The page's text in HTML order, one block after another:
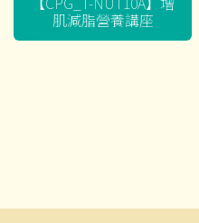
肌減脂營養講座